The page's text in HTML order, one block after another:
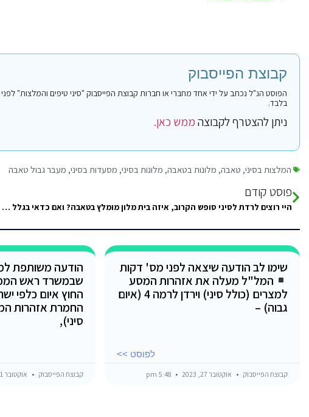
קבוצת הפייסבוק
בלבד.
ניתן להצטרף לקבוצהממש כאן.
המלצות בסיני, טאבה, מלונות בטאבה, מלונות בסיני, מסעדות בסיני, מעבר גבול טאבה
פוסט קודם
היי רוצים לרדת לסיני סופש הקרוב, איזה בית מלון מומלץ בטאבה? ואם כדאי בגלל הרמאדן?
שימו לב הודעה שיצאה לפני מס' דקות
המל"ל מעלה את אזהרות המסע
למצרים (כולל סיני) וירדן לרמה 4 (איום
גבוה) –
לפוסט >>
קבוצת הפייסבוק אוקטובר 27, 2023
הודעה משותפת
שבמשרד ראש
החוץ איום כלפי
החמרת אזהרות
סיני),
קבוצת הפייסבוק אוקטובר 21, 2023